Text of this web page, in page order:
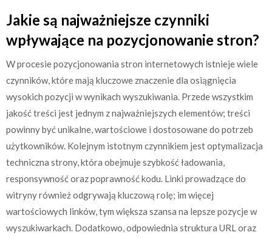
Jakie są najważniejsze czynniki
wpływające na pozycjonowanie stron?
W procesie pozycjonowania stron internetowych istnieje wiele
czynników, które mają kluczowe znaczenie dla osiągnięcia
wysokich pozycji w wynikach wyszukiwania. Przede wszystkim
jakość treści jest jednym z najważniejszych elementów; treści
powinny być unikalne, wartościowe i dostosowane do potrzeb
użytkowników. Kolejnym istotnym czynnikiem jest optymalizacja
techniczna strony, która obejmuje szybkość ładowania,
responsywność oraz poprawność kodu. Linki prowadzące do
witryny również odgrywają kluczową rolę; im więcej
wartościowych linków, tym większa szansa na lepsze pozycje w
wyszukiwarkach. Dodatkowo, odpowiednia struktura URL oraz